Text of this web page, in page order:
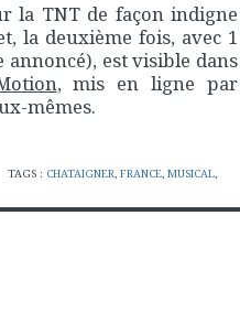
la TNT de façon indigne
la deuxième fois, avec 1
est visible dans
, mis en ligne par
mêmes.
TAGS : CHATAIGNER ,FRANCE ,MUSICAL